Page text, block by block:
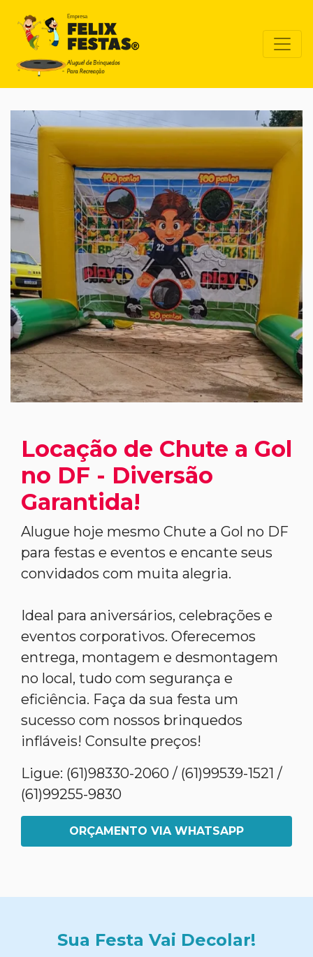
Locação de Chute a Gol
no DF - Diversão
Garantida!
Alugue hoje mesmo Chute a Gol no DF
para festas e eventos e encante seus
convidados com muita alegria.
Ideal para aniversários, celebrações e
eventos corporativos. Oferecemos
entrega, montagem e desmontagem
no local, tudo com segurança e
eficiência. Faça da sua festa um
sucesso com nossos brinquedos
infláveis! Consulte preços!
Ligue: (61)98330-2060 / (61)99539-1521 /
(61)99255-9830
ORÇAMENTO VIA WHATSAPP
Sua Festa Vai Decolar!